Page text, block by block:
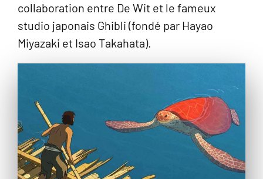
collaboration entre De Wit et le fameux
studio japonais Ghibli (fondé par Hayao
Miyazaki et Isao Takahata).